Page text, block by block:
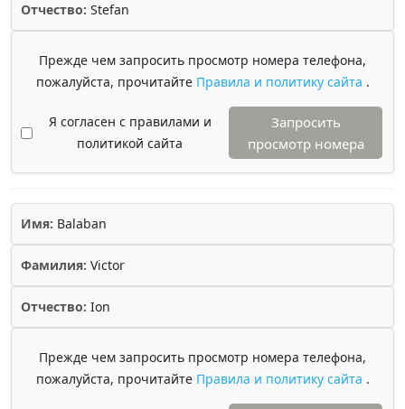
Отчество: Stefan
Прежде чем запросить просмотр номера телефона,
пожалуйста, прочитайте Правила и политику сайта .
Я согласен с правилами и
политикой сайта
Запросить
просмотр номера
Имя: Balaban
Фамилия: Victor
Отчество: Ion
Прежде чем запросить просмотр номера телефона,
пожалуйста, прочитайте Правила и политику сайта .